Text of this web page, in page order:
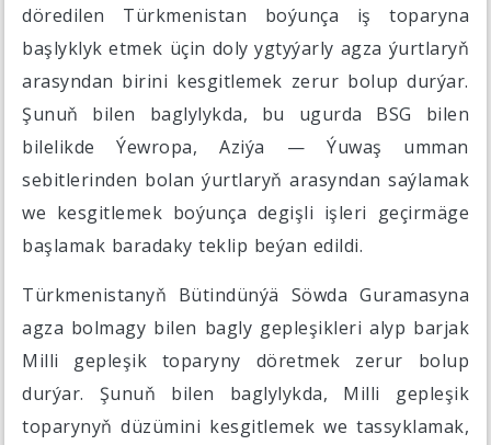
döredilen Türkmenistan boýunça iş toparyna
başlyklyk etmek üçin doly ygtyýarly agza ýurtlaryň
arasyndan birini kesgitlemek zerur bolup durýar.
Şunuň bilen baglylykda, bu ugurda BSG bilen
bilelikde Ýewropa, Aziýa — Ýuwaş umman
sebitlerinden bolan ýurtlaryň arasyndan saýlamak
we kesgitlemek boýunça degişli işleri geçirmäge
başlamak baradaky teklip beýan edildi.
Türkmenistanyň Bütindünýä Söwda Guramasyna
agza bolmagy bilen bagly gepleşikleri alyp barjak
Milli gepleşik toparyny döretmek zerur bolup
durýar. Şunuň bilen baglylykda, Milli gepleşik
toparynyň düzümini kesgitlemek we tassyklamak,